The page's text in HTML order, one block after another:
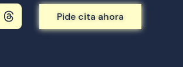
T
h
r
Pide cita ahora